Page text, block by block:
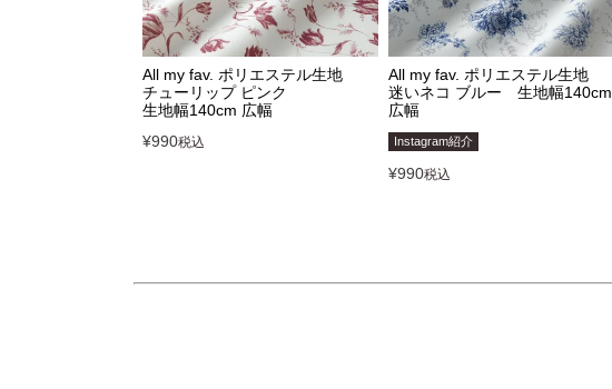
All my fav. ポリエステル生地
チューリップ ピンク
生地幅140cm 広幅
¥990税込
All my fav. ポリエステル生地
迷いネコ ブルー 生地幅140cm
広幅
Instagram紹介
¥990税込